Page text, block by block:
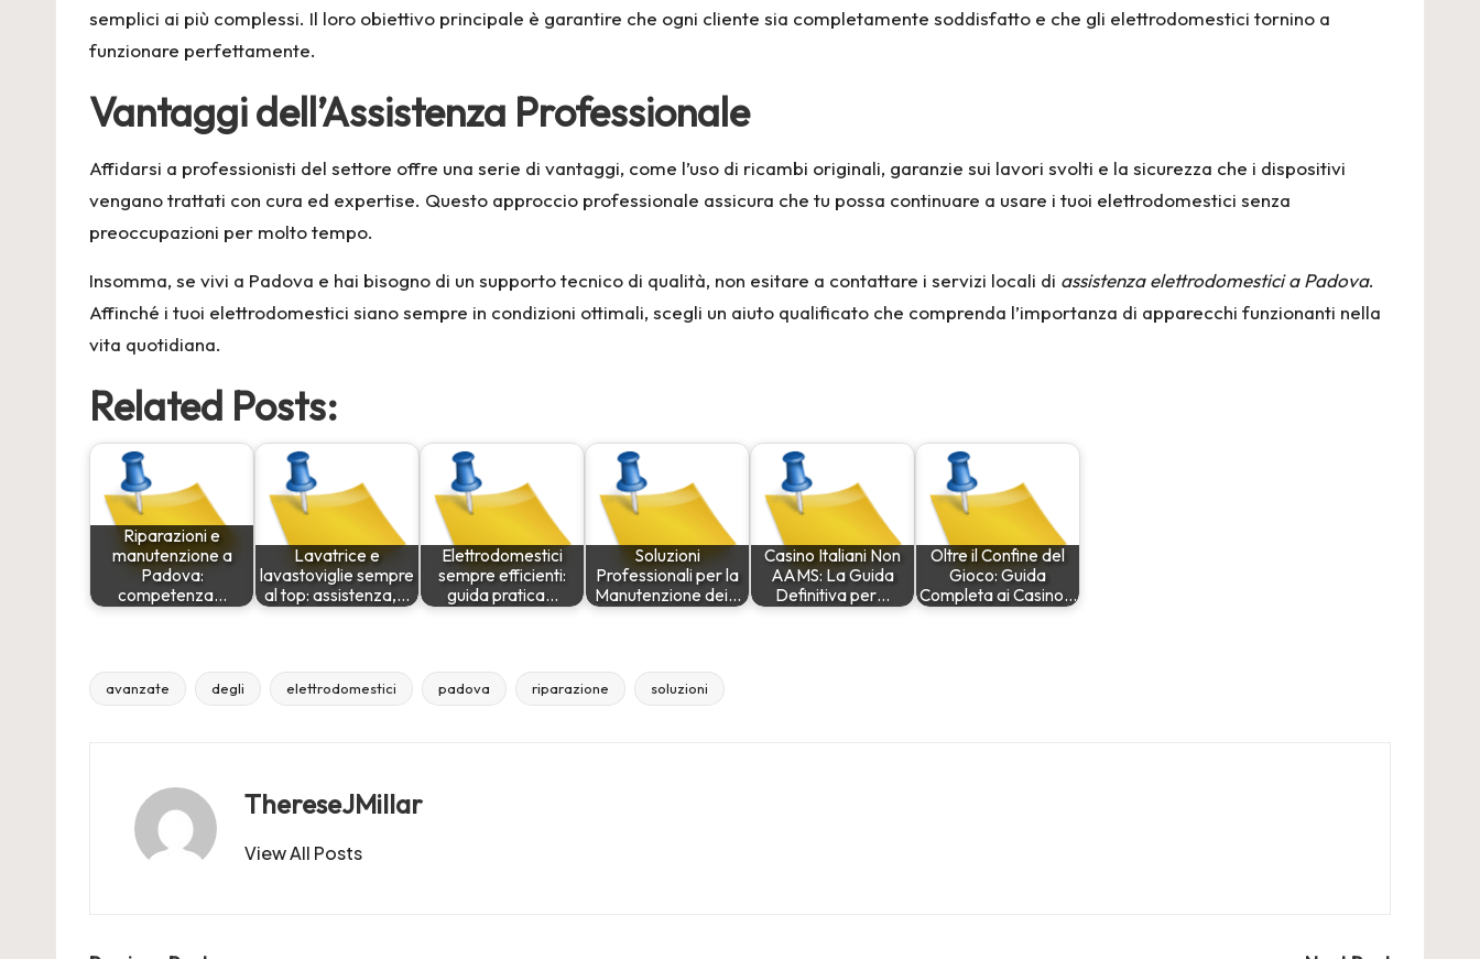
semplici ai più complessi. Il loro obiettivo principale è garantire che ogni cliente sia completamente soddisfatto e che gli elettrodomestici tornino a
funzionare perfettamente.
Vantaggi dell’Assistenza Professionale
Affidarsi a professionisti del settore offre una serie di vantaggi, come l’uso di ricambi originali, garanzie sui lavori svolti e la sicurezza che i dispositivi
vengano trattati con cura ed expertise. Questo approccio professionale assicura che tu possa continuare a usare i tuoi elettrodomestici senza
preoccupazioni per molto tempo.
Insomma, se vivi a Padova e hai bisogno di un supporto tecnico di qualità, non esitare a contattare i servizi locali di assistenza elettrodomestici a Padova.
Affinché i tuoi elettrodomestici siano sempre in condizioni ottimali, scegli un aiuto qualificato che comprenda l’importanza di apparecchi funzionanti nella
vita quotidiana.
Related Posts:
Riparazioni e
manutenzione a
Padova:
competenza…
Lavatrice e
lavastoviglie sempre
al top: assistenza,…
Elettrodomestici
sempre efficienti:
guida pratica…
Soluzioni
Professionali per la
Manutenzione dei…
Casino Italiani Non
AAMS: La Guida
Definitiva per…
Oltre il Confine del
Gioco: Guida
Completa ai Casino…
Tags:
avanzate degli elettrodomestici padova riparazione soluzioni
ThereseJMillar
View All Posts